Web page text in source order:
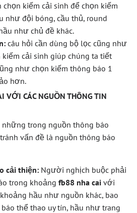
kiếm cải sinh để chọn kiếm
như đội bóng, cầu thủ, round
như chủ đề khác.
câu hỏi cần dùng bộ lọc cũng như
cải sinh giúp chúng ta tiết
như chọn kiếm thông báo 1
hơn.
VỚI CÁC NGUỒN THÔNG TIN
những trong nguồn thông báo
vấn đề là nguồn thông báo
cải thiện: Người nghịch buộc phải
trong khoảng fb88 nha cai với
hầu như nguồn khác, bao
thể thao uy tín, hầu như trang